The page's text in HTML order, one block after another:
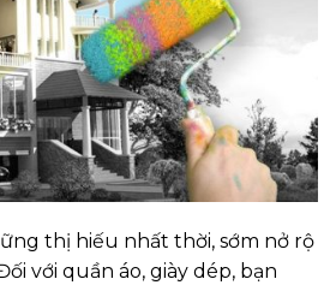
thị hiếu nhất thời, sớm nở rộ
với quần áo, giày dép, bạn